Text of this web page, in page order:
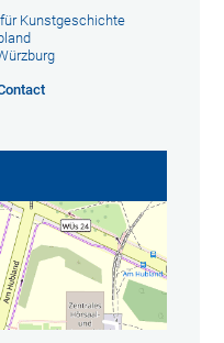
Kunstgeschichte